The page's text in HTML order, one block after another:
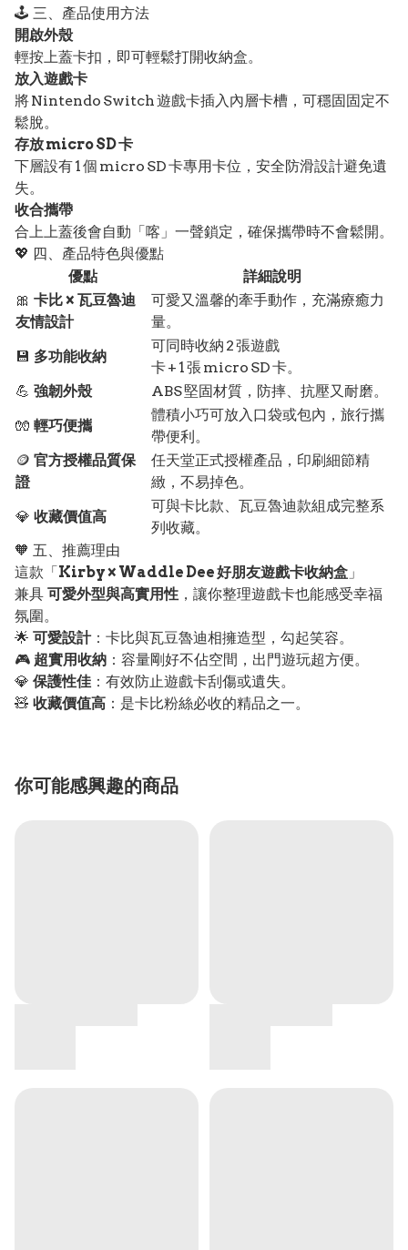
🕹️ 三、產品使用方法
開啟外殼
輕按上蓋卡扣，即可輕鬆打開收納盒。
放入遊戲卡
將 Nintendo Switch 遊戲卡插入內層卡槽，可穩固固定不
鬆脫。
存放 micro SD 卡
下層設有 1 個 micro SD 卡專用卡位，安全防滑設計避免遺
失。
收合攜帶
合上上蓋後會自動「喀」一聲鎖定，確保攜帶時不會鬆開。
💖 四、產品特色與優點
優點
詳細說明
🎀 卡比 × 瓦豆魯迪
友情設計
可愛又溫馨的牽手動作，充滿療癒力
量。
💾 多功能收納
可同時收納 2 張遊戲
卡 + 1 張 micro SD 卡。
💪 強韌外殼
ABS 堅固材質，防摔、抗壓又耐磨。
🧤 輕巧便攜
體積小巧可放入口袋或包內，旅行攜
帶便利。
🪙 官方授權品質保
證
任天堂正式授權產品，印刷細節精
緻，不易掉色。
💎 收藏價值高
可與卡比款、瓦豆魯迪款組成完整系
列收藏。
🧡 五、推薦理由
這款「Kirby × Waddle Dee 好朋友遊戲卡收納盒 」
兼具 可愛外型與高實用性 ，讓你整理遊戲卡也能感受幸福
氛圍。
🌟 可愛設計：卡比與瓦豆魯迪相擁造型，勾起笑容。
🎮 超實用收納 ：容量剛好不佔空間，出門遊玩超方便。
💎 保護性佳 ：有效防止遊戲卡刮傷或遺失。
🧸 收藏價值高 ：是卡比粉絲必收的精品之一。
你可能感興趣的商品